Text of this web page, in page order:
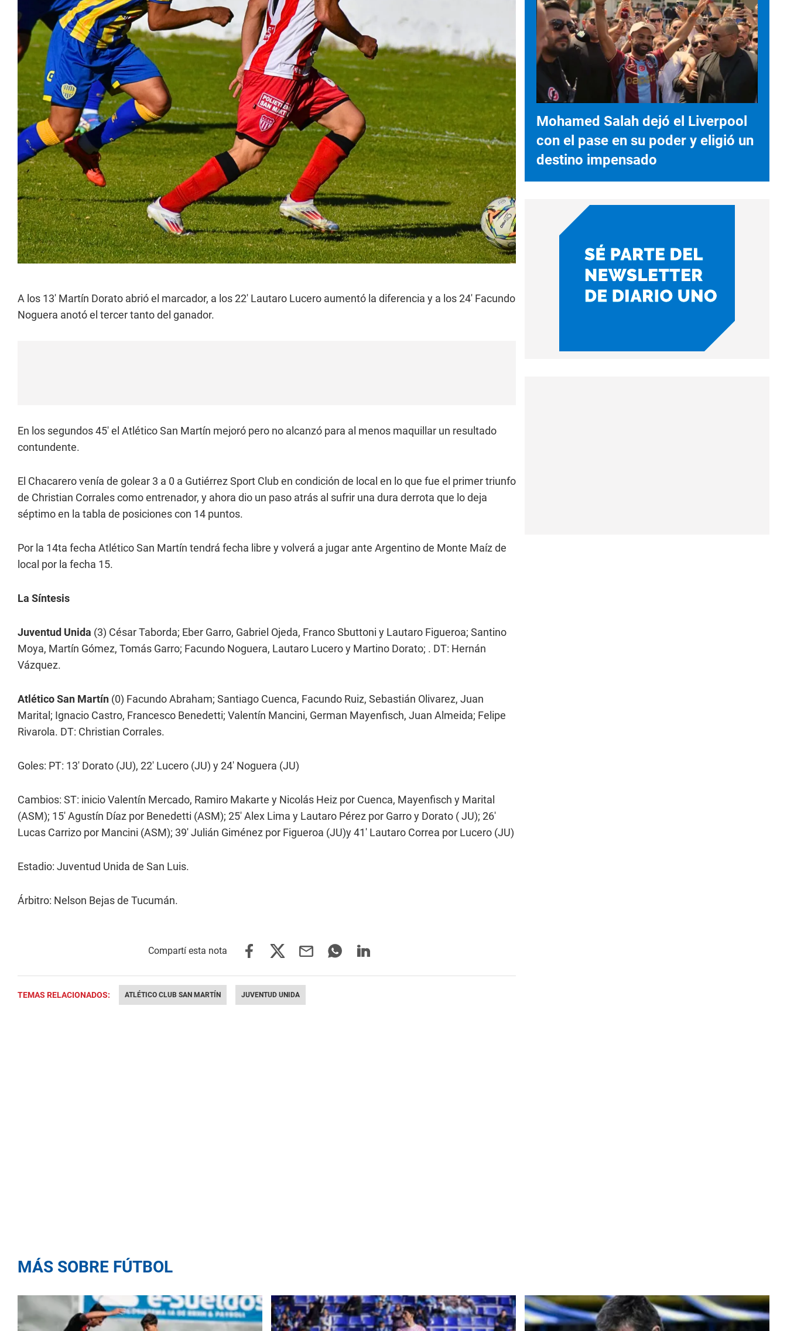
A los 13' Martín Dorato abrió el marcador, a los 22' Lautaro Lucero aumentó la diferencia y a los 24' Facundo
Noguera anotó el tercer tanto del ganador.
En los segundos 45' el Atlético San Martín mejoró pero no alcanzó para al menos maquillar un resultado
contundente.
El Chacarero venía de golear 3 a 0 a Gutiérrez Sport Club en condición de local en lo que fue el primer triunfo
de Christian Corrales como entrenador, y ahora dio un paso atrás al sufrir una dura derrota que lo deja
séptimo en la tabla de posiciones con 14 puntos.
Por la 14ta fecha Atlético San Martín tendrá fecha libre y volverá a jugar ante Argentino de Monte Maíz de
local por la fecha 15.
La Síntesis
Juventud Unida (3) César Taborda; Eber Garro, Gabriel Ojeda, Franco Sbuttoni y Lautaro Figueroa; Santino
Moya, Martín Gómez, Tomás Garro; Facundo Noguera, Lautaro Lucero y Martino Dorato; . DT: Hernán
Vázquez.
Atlético San Martín (0) Facundo Abraham; Santiago Cuenca, Facundo Ruiz, Sebastián Olivarez, Juan
Marital; Ignacio Castro, Francesco Benedetti; Valentín Mancini, German Mayenfisch, Juan Almeida; Felipe
Rivarola. DT: Christian Corrales.
Goles: PT: 13' Dorato (JU), 22' Lucero (JU) y 24' Noguera (JU)
Cambios: ST: inicio Valentín Mercado, Ramiro Makarte y Nicolás Heiz por Cuenca, Mayenfisch y Marital
(ASM); 15' Agustín Díaz por Benedetti (ASM); 25' Alex Lima y Lautaro Pérez por Garro y Dorato ( JU); 26'
Lucas Carrizo por Mancini (ASM); 39' Julián Giménez por Figueroa (JU)y 41' Lautaro Correa por Lucero (JU)
Estadio: Juventud Unida de San Luis.
Árbitro: Nelson Bejas de Tucumán.
TEMAS RELACIONADOS: ATLÉTICO CLUB SAN MARTÍN JUVENTUD UNIDA
Mohamed Salah dejó el Liverpool
con el pase en su poder y eligió un
destino impensado
MÁS SOBRE FÚTBOL